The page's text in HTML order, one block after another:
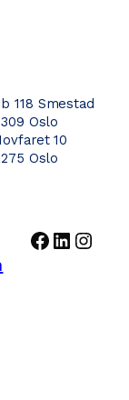
118 Smestad
Oslo
10
Oslo
Facebook